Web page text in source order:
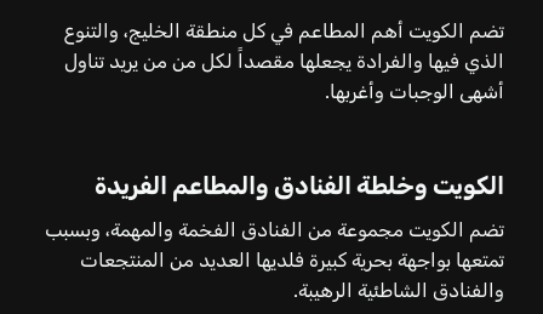
تضم الكويت أهم المطاعم في كل منطقة الخليج، والتنوع
الذي فيها والفرادة يجعلها مقصداً لكل من من يريد تناول
أشهى الوجبات وأغربها.
الكويت وخلطة الفنادق والمطاعم الفريدة
تضم الكويت مجموعة من الفنادق الفخمة والمهمة، وبسبب
تمتعها بواجهة بحرية كبيرة فلديها العديد من المنتجعات
والفنادق الشاطئية الرهيبة.